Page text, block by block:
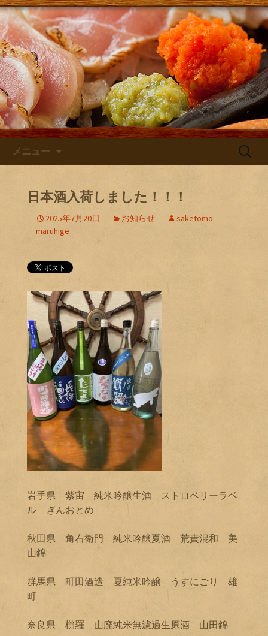
さけともまるひげブログ
大阪・庄内にある居酒屋「さけともま
るひげ」の店主が主に日本酒のン入荷
やお店のお知らせを発信するブログで
す！
メニュー
検
日本酒入荷しました！！！
2025年7月20日 お知らせ
saketomo-
maruhige
岩手県 紫宙 純米吟醸生酒 ストロベリーラベ
ル ぎんおとめ
秋田県 角右衛門 純米吟醸夏酒 荒責混和 美
山錦
群馬県 町田酒造 夏純米吟醸 うすにごり 雄
町
奈良県 櫛羅 山廃純米無濾過生原酒 山田錦